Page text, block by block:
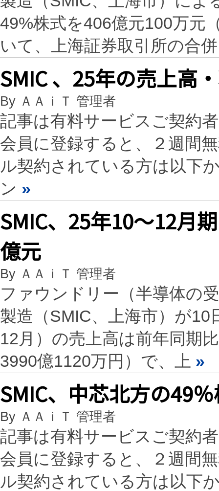
49%株式を406億元100万元
いて、上海証券取引所の合
SMIC 、25年の売上高
By ＡＡｉＴ 管理者
記事は有料サービスご契約
会員に登録すると、２週間
ル契約されている方は以下
ン »
SMIC、25年10～12月
億元
By ＡＡｉＴ 管理者
ファウンドリー（半導体の
製造（SMIC、上海市）が
12月）の売上高は前年同期
3990億1120万円）で、上 »
SMIC、中芯北方の49
By ＡＡｉＴ 管理者
記事は有料サービスご契約
会員に登録すると、２週間
ル契約されている方は以下